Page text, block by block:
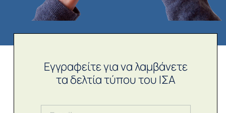
Εγγραφείτε για να λαμβάνετε
τα δελτία τύπου του ΙΣΑ